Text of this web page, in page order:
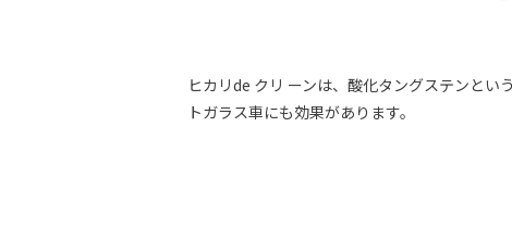
ヒカリde クリ ーンは、酸化タングステンと
トガラス車にも効果があります。